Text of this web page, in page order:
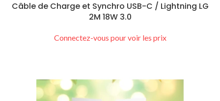
Câble de Charge et Synchro USB-C / Lightning LG
2M 18W 3.0
Connectez-vous pour voir les prix